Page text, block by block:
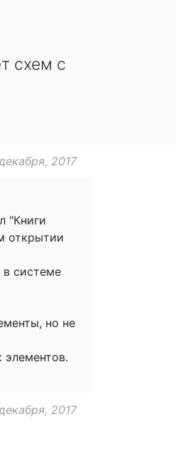
схем с
2017
"Книги
открытии
в системе
но не
2017